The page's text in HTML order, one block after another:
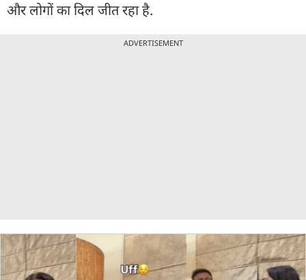
और लोगों का दिल जीत रहा है.
ADVERTISEMENT